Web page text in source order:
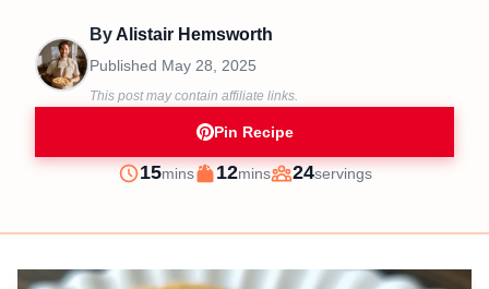
ByAlistair Hemsworth
Published May 28, 2025
This post may contain affiliate links.
Pin Recipe
Prep
15minutes
mins
Cook
12minutes
mins
Servings
24servings